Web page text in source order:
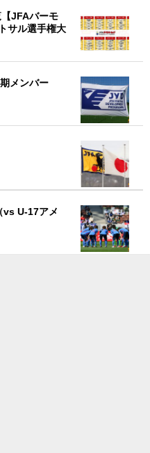
JFAバーモ
サル選手権大
メンバー
vs U-17アメ